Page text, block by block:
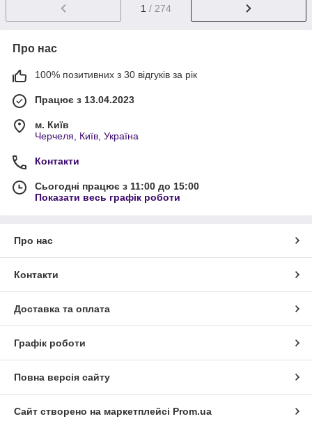
1 / 274
Про нас
100% позитивних з 30 відгуків за рік
Працює з 13.04.2023
м. Київ
Черчеля, Київ, Україна
Контакти
Сьогодні працює з 11:00 до 15:00
Показати весь графік роботи
Про нас
Контакти
Доставка та оплата
Графік роботи
Повна версія сайту
Сайт створено на маркетплейсі Prom.ua